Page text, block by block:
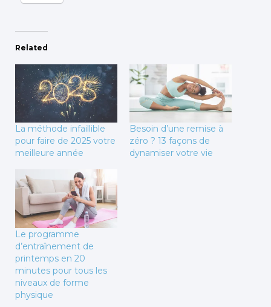
Related
La méthode infaillible
pour faire de 2025 votre
meilleure année
Besoin d’une remise à
zéro ? 13 façons de
dynamiser votre vie
Le programme
d’entraînement de
printemps en 20
minutes pour tous les
niveaux de forme
physique